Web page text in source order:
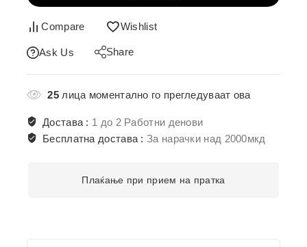
Compare Wishlist
Ask Us Share
25лица моментално го прегледуваат ова
Достава : 1 до 2 Работни денови
Бесплатна достава :За нарачки над 2000мкд
Плаќање при прием на пратка